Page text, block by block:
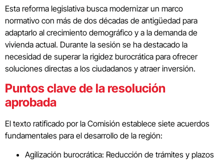
Esta reforma legislativa busca modernizar un marco
normativo con más de dos décadas de antigüedad para
adaptarlo al crecimiento demográfico y a la demanda de
vivienda actual. Durante la sesión se ha destacado la
necesidad de superar la rigidez burocrática para ofrecer
soluciones directas a los ciudadanos y atraer inversión.
Puntos clave de la resolución
aprobada
El texto ratificado por la Comisión establece siete acuerdos
fundamentales para el desarrollo de la región:
Agilización burocrática: Reducción de trámites y plazos